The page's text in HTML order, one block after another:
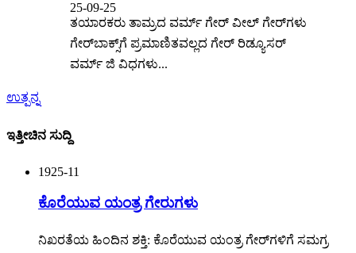
25-09-25
ತಯಾರಕರು ತಾಮ್ರದ ವರ್ಮ್ ಗೇರ್ ವೀಲ್ ಗೇರ್‌ಗಳು
ಗೇರ್‌ಬಾಕ್ಸ್‌ಗೆ ಪ್ರಮಾಣಿತವಲ್ಲದ ಗೇರ್ ರಿಡ್ಯೂಸರ್
ವರ್ಮ್ ಜಿ ವಿಧಗಳು...
ಉತ್ಪನ್ನ
ಇತ್ತೀಚಿನ ಸುದ್ದಿ
1925-11
ಕೊರೆಯುವ ಯಂತ್ರ ಗೇರುಗಳು
ನಿಖರತೆಯ ಹಿಂದಿನ ಶಕ್ತಿ: ಕೊರೆಯುವ ಯಂತ್ರ ಗೇರ್‌ಗಳಿಗೆ ಸಮಗ್ರ